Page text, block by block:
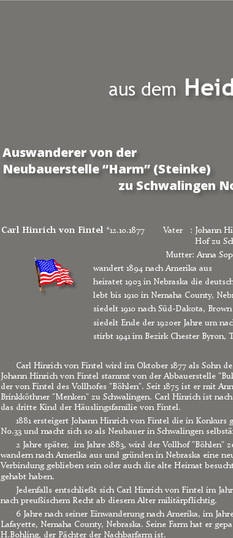
aus dem
Carl Hinrich von Fintel *12.10.1877
Vater   : Johann
Hof zu
Mutter: Anna
wandert 1894 nach Amerika aus
heiratet 1903 in Nebraska die
lebt bis 1910 in Nemaha County,
siedelt 1910 nach Süd-Dakota,
siedelt Ende der 1920er Jahre um
stirbt 1941 im Bezirk Chester Byron,
Carl Hinrich von Fintel wird im Oktober 1877 als Sohn
Johann Hinrich von Fintel stammt von der Abbauerstelle
der von Fintel des Vollhofes "Böhlen". Seit 1875 ist er mit
Brinkköthner "Menken" zu Schwalingen. Carl Hinrich ist
das dritte Kind der Häuslingsfamilie von Fintel.
1881 ersteigert Johann Hinrich von Fintel die in Konkurs
No.33 und macht sich so als Neubauer in Schwalingen
2 Jahre später,  im Jahre 1883, wird der Vollhof
wandern nach Amerika aus und gründen in Nebraska eine
Verbindung geblieben sein oder auch die alte Heimat
gehabt haben.
Jedenfalls entschließt sich Carl Hinrich von Fintel im
nach preußischem Recht ab diesem Alter militärpflichtig.
6 Jahre nach seiner Einwanderung nach Amerika, im
Lafayette, Nemaha County, Nebraska. Seine Farm hat er
H.Bohling, der Pächter der Nachbarfarm ist.
Auswanderer von der
Neubauerstelle “Harm” (Steinke)
zu Schwalingen